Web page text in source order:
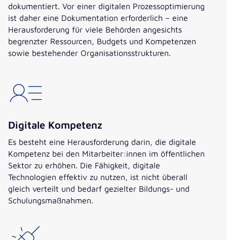
dokumentiert. Vor einer digitalen Prozessoptimierung
ist daher eine Dokumentation erforderlich – eine
Herausforderung für viele Behörden angesichts
begrenzter Ressourcen, Budgets und Kompetenzen
sowie bestehender Organisationsstrukturen.
Digitale Kompetenz
Es besteht eine Herausforderung darin, die digitale
Kompetenz bei den Mitarbeiter:innen im öffentlichen
Sektor zu erhöhen. Die Fähigkeit, digitale
Technologien effektiv zu nutzen, ist nicht überall
gleich verteilt und bedarf gezielter Bildungs- und
Schulungsmaßnahmen.